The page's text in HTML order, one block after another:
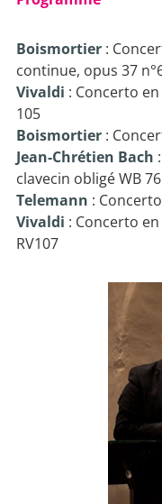
Boismortier :
continue, opus 37
Vivaldi : Concerto
105
Boismortier :
Jean-Chrétien Bach
clavecin obligé WB 76
Telemann :
Vivaldi : Concerto
RV107